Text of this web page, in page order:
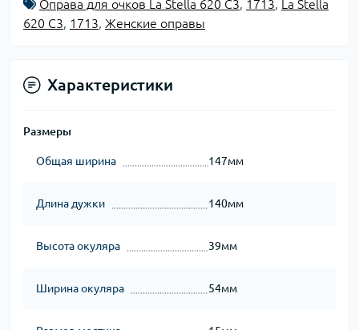
Оправа для очков La Stella 620 C3, 1713,
La Stella
620 C3, 1713, Женские оправы
Характеристики
Размеры
Общая ширина 147мм
Длина дужки 140мм
Высота окуляра 39мм
Ширина окуляра 54мм